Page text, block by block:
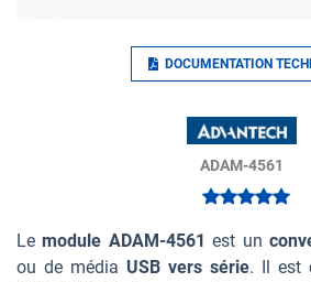
DOCUMENTATION
ADAM-4561
Lemodule ADAM-4561 est un
ou de média USB vers série. Il est